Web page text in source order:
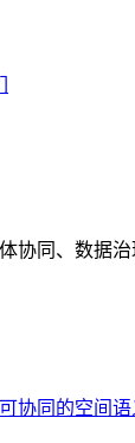
同、数据
协同的空间语